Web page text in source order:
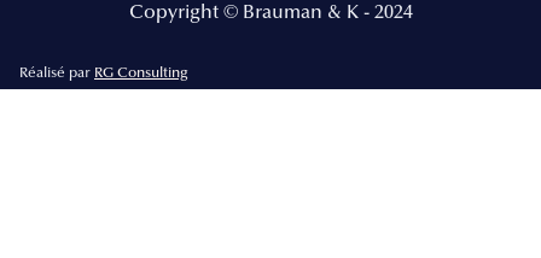
Copyright © Brauman & K - 2024
Réalisé par RG Consulting